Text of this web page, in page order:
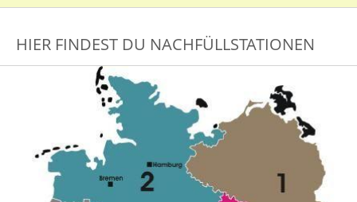
HIER FINDEST DU NACHFÜLLSTATIONEN